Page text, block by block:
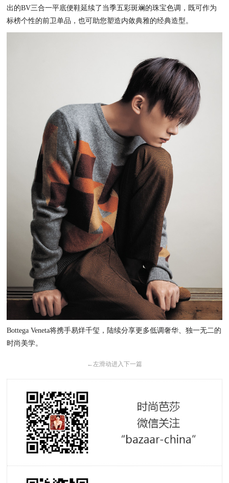
出的BV三合一平底便鞋延续了当季五彩斑斓的珠宝色调，既可作为
标榜个性的前卫单品，也可助您塑造内敛典雅的经典造型。
Bottega Veneta将携手易烊千玺，陆续分享更多低调奢华、独一无二的
时尚美学。
←左滑动进入下一篇